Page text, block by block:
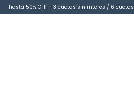
hasta 50% OFF + 3 cuotas sin interés / 6